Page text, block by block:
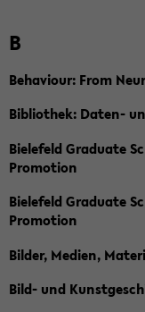
B
Behaviour: From
Bibliothek: Daten-
Bielefeld Graduate
Promotion
Bielefeld Graduate
Promotion
Bilder, Medien,
Bild- und